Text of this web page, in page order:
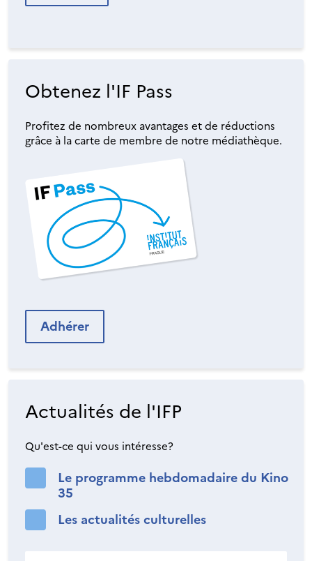
Obtenez l'IF Pass
Profitez de nombreux avantages et de réductions
grâce à la carte de membre de notre médiathèque.
Adhérer
Actualités de l'IFP
Qu'est-ce qui vous intéresse?
Le programme hebdomadaire du Kino
35
Les actualités culturelles